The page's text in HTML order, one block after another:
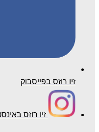
זיו רוזס בפייסבוק
זיו רוזס